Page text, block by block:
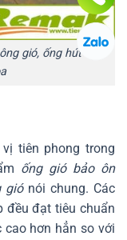
gió, ống hút khí
tiên phong trong
ống gió bảo ôn
giónói chung. Các
đều đạt tiêu chuẩn
hơn hẳn so với